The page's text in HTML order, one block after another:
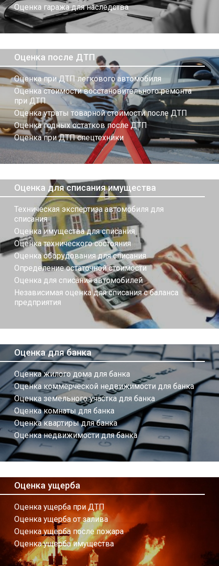
Оценка гаража для наследства
Оценка после ДТП
Оценка при ДТП легкового автомобиля
Оценка стоимости восстановительного ремонта
при ДТП
Оценка утраты товарной стоимости после ДТП
Оценка годных остатков после ДТП
Оценка при ДТП спецтехники
Оценка для списания имущества
Техническая экспертиза автомобиля для
списания
Оценка имущества для списания
Оценка технического состояния
Оценка оборудования для списания
Определение остаточной стоимости
Оценка для списания автомобилей
Независимая оценка для списания с баланса
предприятия
Оценка для банка
Оценка жилого дома для банка
Оценка коммерческой недвижимости для банка
Оценка земельного участка для банка
Оценка комнаты для банка
Оценка квартиры для банка
Оценка недвижимости для банка
Оценка ущерба
Оценка ущерба при ДТП
Оценка ущерба от залива
Оценка ущерба после пожара
Оценка ущерба имущества